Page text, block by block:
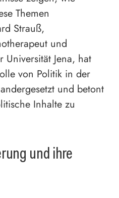
Themen
Strauß,
und
Universität Jena, hat
von Politik in der
und betont
Inhalte zu
und ihre